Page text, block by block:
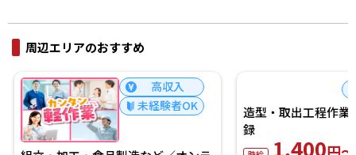
周辺エリアのおすすめ
高収入
未経験者OK